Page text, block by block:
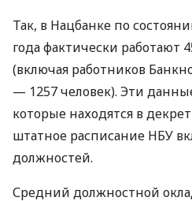
Так, в Нацбанке по
года фактически работают
(включая работников
— 1257 человек). Эти
которые находятся в
штатное расписание НБУ
должностей.
Средний должностной